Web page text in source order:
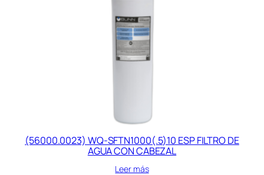
(56000.0023) WQ-SFTN1000(.5)10 ESP FILTRO DE
AGUA CON CABEZAL
Leer más